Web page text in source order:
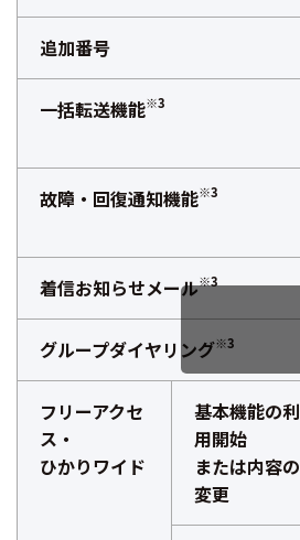
追加番号
一括転送機能※3
故障・回復通知機能※3
着信お知らせメール※3
グループダイヤリング※3
フリーアクセ
ス・
ひかりワイド
基本機能の利
用開始
または内容の
変更